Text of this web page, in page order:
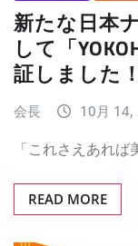
新たな日本
して「
証しました！
会長 10月 14,
「これさえあれ
READ MORE